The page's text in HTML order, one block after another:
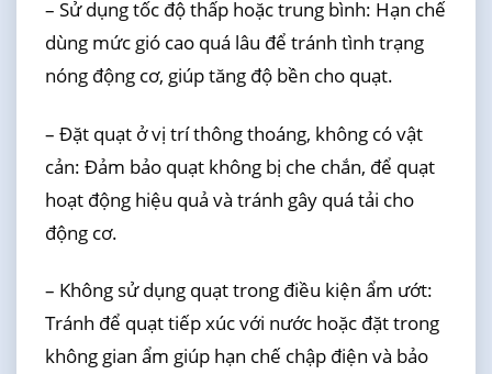
– Sử dụng tốc độ thấp hoặc trung bình: Hạn chế
dùng mức gió cao quá lâu để tránh tình trạng
nóng động cơ, giúp tăng độ bền cho quạt.
– Đặt quạt ở vị trí thông thoáng, không có vật
cản: Đảm bảo quạt không bị che chắn, để quạt
hoạt động hiệu quả và tránh gây quá tải cho
động cơ.
– Không sử dụng quạt trong điều kiện ẩm ướt:
Tránh để quạt tiếp xúc với nước hoặc đặt trong
không gian ẩm giúp hạn chế chập điện và bảo